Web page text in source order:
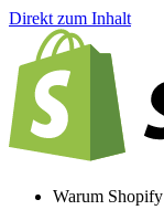
Direkt zum Inhalt
Warum Shopify